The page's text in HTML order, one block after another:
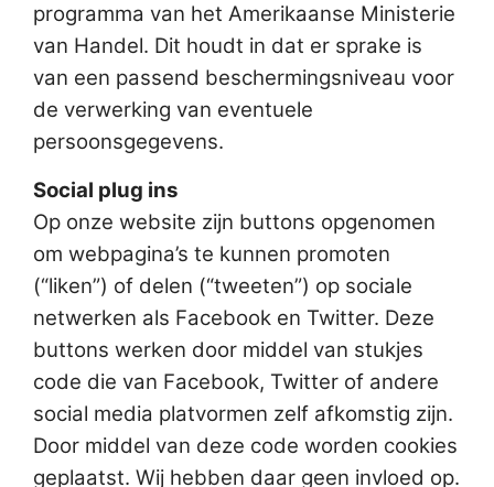
programma van het Amerikaanse Ministerie
van Handel. Dit houdt in dat er sprake is
van een passend beschermingsniveau voor
de verwerking van eventuele
persoonsgegevens.
Social plug ins
Op onze website zijn buttons opgenomen
om webpagina’s te kunnen promoten
(“liken”) of delen (“tweeten”) op sociale
netwerken als Facebook en Twitter. Deze
buttons werken door middel van stukjes
code die van Facebook, Twitter of andere
social media platvormen zelf afkomstig zijn.
Door middel van deze code worden cookies
geplaatst. Wij hebben daar geen invloed op.